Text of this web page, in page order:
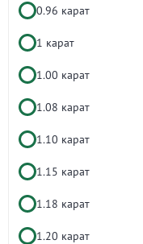
0.96 карат
1 карат
1.00 карат
1.08 карат
1.10 карат
1.15 карат
1.18 карат
1.20 карат